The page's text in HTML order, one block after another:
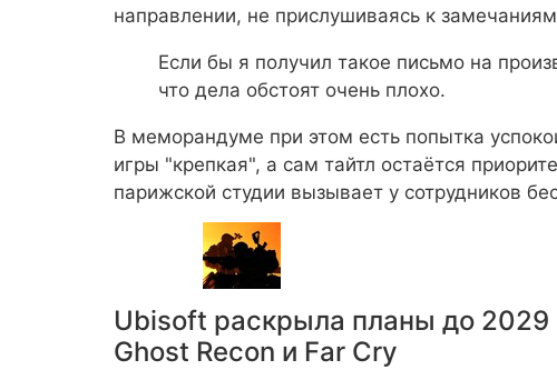
направлении, не прислушиваясь к
Если бы я получил такое письмо на
что дела обстоят очень плохо.
В меморандуме при этом есть попытка
игры "крепкая", а сам тайтл остаётся
парижской студии вызывает у сотрудников
Ubisoft раскрыла планы до 2029
Ghost Recon и Far Cry